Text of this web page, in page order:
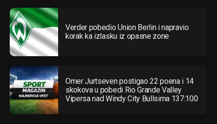
Verder pobedio Union Berlin i napravio
korak ka izlasku iz opasne zone
Omer Jurtseven postigao 22 poena i 14
skokova u pobedi Rio Grande Valley
Vipersa nad Windy City Bullsima 137:100